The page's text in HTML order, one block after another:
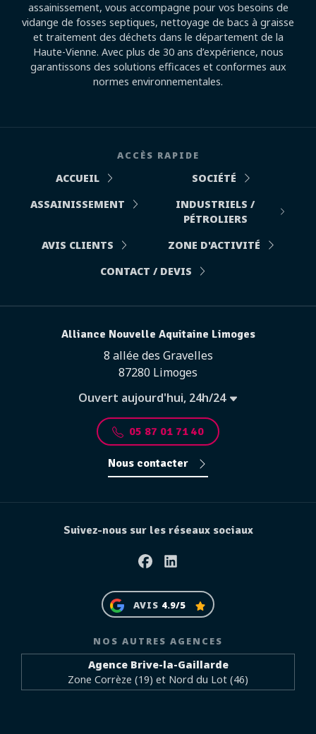
assainissement, vous accompagne pour vos besoins de
vidange de fosses septiques, nettoyage de bacs à graisse
et traitement des déchets dans le département de la
Haute-Vienne. Avec plus de 30 ans d’expérience, nous
garantissons des solutions efficaces et conformes aux
normes environnementales.
ACCÈS RAPIDE
ACCUEIL
SOCIÉTÉ
ASSAINISSEMENT
INDUSTRIELS /
PÉTROLIERS
AVIS CLIENTS
ZONE D'ACTIVITÉ
CONTACT / DEVIS
Alliance Nouvelle Aquitaine Limoges
8 allée des Gravelles
87280 Limoges
Ouvert aujourd'hui, 24h/24
05 87 01 71 40
Nous contacter
Suivez-nous sur les réseaux sociaux
FacebookLinkedin
AVIS 4.9/5
NOS AUTRES AGENCES
Agence Brive-la-Gaillarde
Zone Corrèze (19) et Nord du Lot (46)